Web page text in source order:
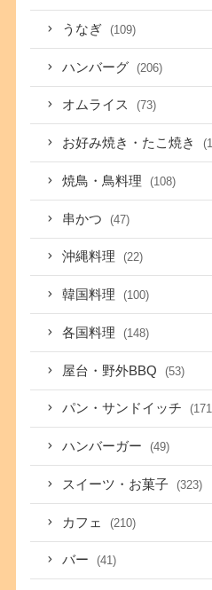
うなぎ (109)
ハンバーグ (206)
オムライス (73)
お好み焼き・たこ焼き
焼鳥・鳥料理 (108)
串かつ (47)
沖縄料理 (22)
韓国料理 (100)
各国料理 (148)
屋台・野外BBQ (53)
パン・サンドイッチ
ハンバーガー (49)
スイーツ・お菓子 (323)
カフェ (210)
バー (41)